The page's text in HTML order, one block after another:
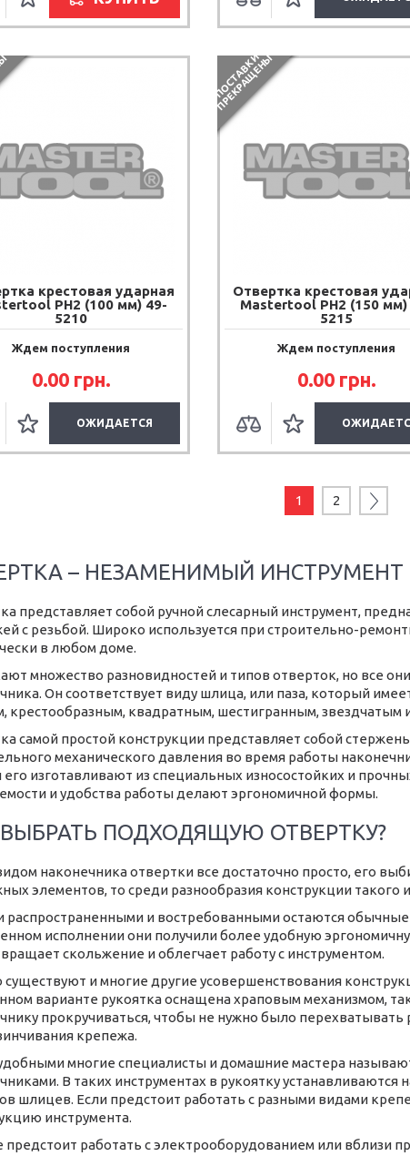
крестовая ударная
PH2 (100 мм) 49-
5210
Ждем поступления
0.00грн.
ОЖИДАЕТСЯ
П
О
С
Т
А
В
К
И
П
Р
Е
К
Р
А
Щ
Е
Н
Ы
Отвертка крестовая
Mastertool PH2 (150 мм)
5215
Ждем поступления
0.00 грн.
1 2
– НЕЗАМЕНИМЫЙ
представляет собой ручной слесарный инструмент,
с резьбой. Широко используется при строительно-
в любом доме.
множество разновидностей и типов отверток, но все
Он соответствует виду шлица, или паза, который
крестообразным, квадратным, шестигранным, звездчатым
самой простой конструкции представляет собой
механического давления во время работы
изготавливают из специальных износостойких и
и удобства работы делают эргономичной формы.
ПОДХОДЯЩУЮ ОТВЕРТКУ?
наконечника отвертки все достаточно просто, его
элементов, то среди разнообразия конструкции такого
распространенными и востребованными остаются
исполнении они получили более удобную
скольжение и облегчает работу с инструментом.
и многие другие усовершенствования
варианте рукоятка оснащена храповым механизмом,
прокручиваться, чтобы не нужно было перехватывать
крепежа.
многие специалисты и домашние мастера
В таких инструментах в рукоятку
шлицев. Если предстоит работать с разными видами
инструмента.
предстоит работать с электрооборудованием или вблизи